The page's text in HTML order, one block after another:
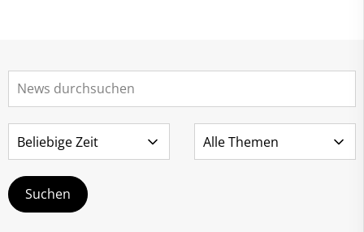
Leistungs- & Wettkampfsport
Schwimmen lernen
Sportentwicklung
Service
Vereinsfinder
Lizenzwesen
Zentrale Hinweisstelle
Anti-Doping
Recht auf sicheren Schwimmsport
Abteilungen